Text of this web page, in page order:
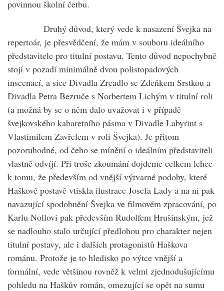
povinnou školní četbu.
Druhý důvod, který vede k nasazení Švejka na
repertoár, je přesvědčení, že mám v souboru ideálního
představitele pro titulní postavu. Tento důvod nepochybně
stojí v pozadí minimálně dvou polistopadových
inscenací, a sice Divadla Zrcadlo se Zdeňkem Srstkou a
Divadla Petra Bezruče s Norbertem Lichým v titulní roli
(a možná by se o něm dalo uvažovat i v případě
švejkovského kabaretního pásma v Divadle Labyrint s
Vlastimilem Zavřelem v roli Švejka). Je přitom
pozoruhodné, od čeho se mínění o ideálním představiteli
vlastně odvíjí. Při troše zkoumání dojdeme celkem lehce
k tomu, že především od vnější výtvarné podoby, které
Haškově postavě vtiskla ilustrace Josefa Lady a na ni pak
navazující spodobnění Švejka ve filmovém zpracování, po
Karlu Nollovi pak především Rudolfem Hrušínským, jež
se nadlouho stalo určující předlohou pro charakter nejen
titulní postavy, ale i dalších protagonistů Haškova
románu. Protože je to hledisko po výtce vnější a
formální, vede většinou rovněž k velmi zjednodušujícímu
pohledu na Haškův román, omezující se opět na sumu